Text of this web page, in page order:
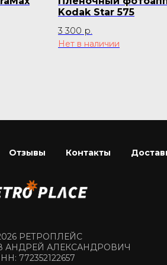
Kodak Star 575
3 300 р.
Нет в наличии
Отзывы Контакты
РЕТРОПЛЕЙС
АНДРЕЙ АЛЕКСАНДРОВИЧ
772352122657